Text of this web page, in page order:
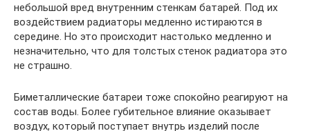
небольшой вред внутренним стенкам батарей. Под их
воздействием радиаторы медленно истираются в
середине. Но это происходит настолько медленно и
незначительно, что для толстых стенок радиатора это
не страшно.
Биметаллические батареи тоже спокойно реагируют на
состав воды. Более губительное влияние оказывает
воздух, который поступает внутрь изделий после